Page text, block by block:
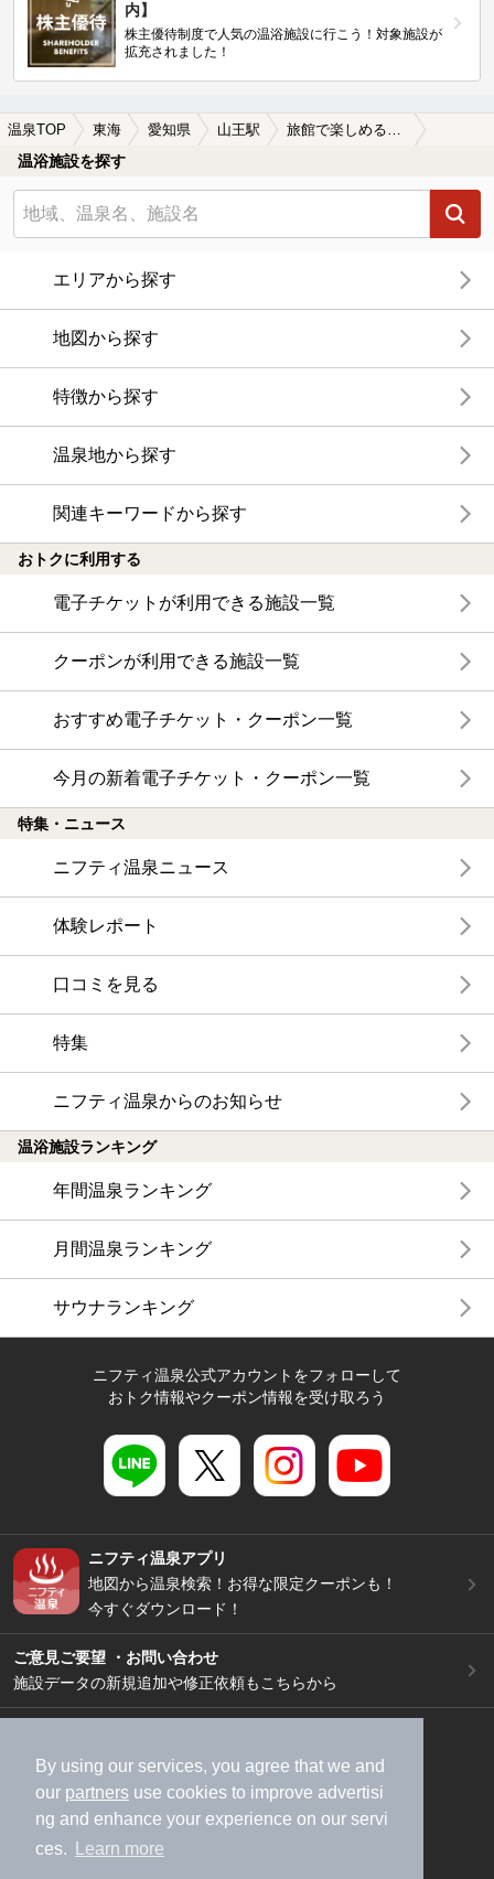
By using our services, you agree that we and
our partners use cookies to improve advertisi
ng and enhance your experience on our servi
ces.
Learn more
内】
株主優待制度で人気の温浴施設に行こう！対象施設が
拡充されました！
温泉TOP 東海 愛知県 山王駅 旅館で楽しめる山王駅近くの温泉、日帰り温泉、スーパー銭湯おすすめ
温浴施設を探す
エリアから探す
地図から探す
特徴から探す
温泉地から探す
関連キーワードから探す
おトクに利用する
電子チケットが利用できる施設一覧
クーポンが利用できる施設一覧
おすすめ電子チケット・クーポン一覧
今月の新着電子チケット・クーポン一覧
特集・ニュース
ニフティ温泉ニュース
体験レポート
口コミを見る
特集
ニフティ温泉からのお知らせ
温浴施設ランキング
年間温泉ランキング
月間温泉ランキング
サウナランキング
ニフティ温泉公式アカウントをフォローして
おトク情報やクーポン情報を受け取ろう
ニフティ温泉アプリ
地図から温泉検索！お得な限定クーポンも！
今すぐダウンロード！
ご意見ご要望 ・お問い合わせ
施設データの新規追加や修正依頼もこちらから
加盟店募集（資料請求）
広告出稿のご案内
利用規約
ライフスタイルMEMBERS+規約
特定商取引法に基づく表記
ヘルプ
採用情報
運営会社